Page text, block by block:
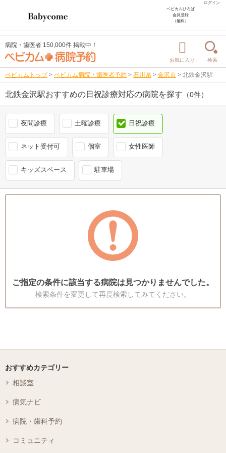
ログイン
ベビカムひろば
会員登録
（無料）
病院・歯医者 150,000件 掲載中！
お気に入り 検索
ベビカムトップ > ベビカム病院・歯医者予約 > 石川県 > 金沢市 > 北鉄金沢駅
北鉄金沢駅おすすめの日祝診療対応の病院を探す （0件）
夜間診療 土曜診療 日祝診療
ネット受付可 個室 女性医師
キッズスペース 駐車場
ご指定の条件に該当する病院は見つかりませんでした。
検索条件を変更して再度検索してみてください。
おすすめカテゴリー
相談室
病気ナビ
病院・歯科予約
コミュニティ